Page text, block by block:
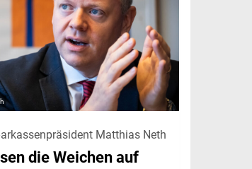
Matthias Neth
die Weichen auf